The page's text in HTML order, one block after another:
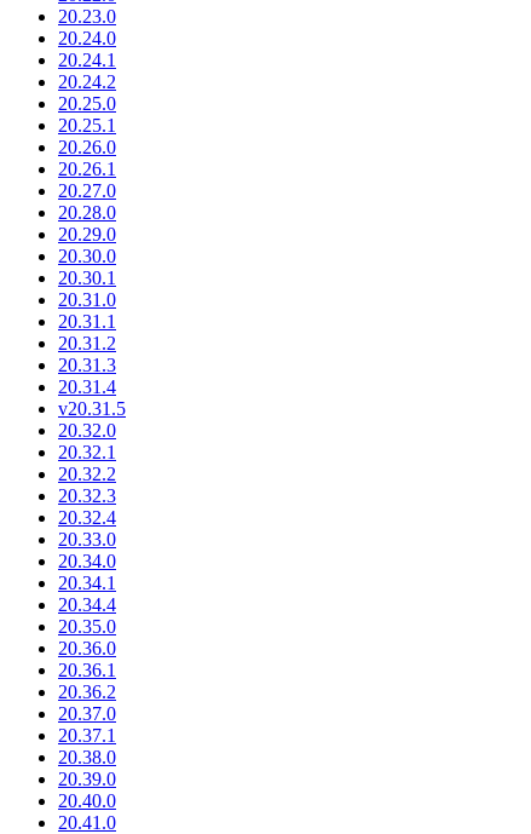
20.23.0
20.24.0
20.24.1
20.24.2
20.25.0
20.25.1
20.26.0
20.26.1
20.27.0
20.28.0
20.29.0
20.30.0
20.30.1
20.31.0
20.31.1
20.31.2
20.31.3
20.31.4
v20.31.5
20.32.0
20.32.1
20.32.2
20.32.3
20.32.4
20.33.0
20.34.0
20.34.1
20.34.4
20.35.0
20.36.0
20.36.1
20.36.2
20.37.0
20.37.1
20.38.0
20.39.0
20.40.0
20.41.0